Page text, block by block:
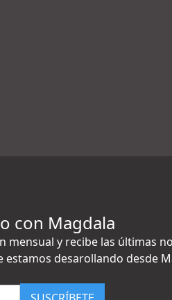
con Magdala
mensual y recibe las últimas
desarollando desde